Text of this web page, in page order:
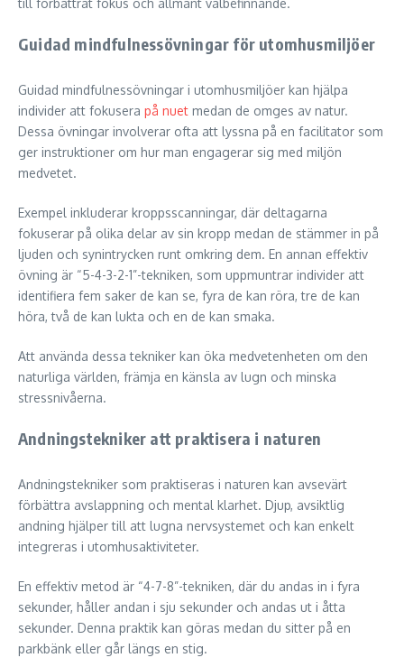
Guidad mindfulnessövningar för utomhusmiljöer
Guidad mindfulnessövningar i utomhusmiljöer kan hjälpa
individer att fokusera på nuet medan de omges av natur.
Dessa övningar involverar ofta att lyssna på en facilitator som
ger instruktioner om hur man engagerar sig med miljön
medvetet.
Exempel inkluderar kroppsscanningar, där deltagarna
fokuserar på olika delar av sin kropp medan de stämmer in på
ljuden och synintrycken runt omkring dem. En annan effektiv
övning är “5-4-3-2-1”-tekniken, som uppmuntrar individer att
identifiera fem saker de kan se, fyra de kan röra, tre de kan
höra, två de kan lukta och en de kan smaka.
Att använda dessa tekniker kan öka medvetenheten om den
naturliga världen, främja en känsla av lugn och minska
stressnivåerna.
Andningstekniker att praktisera i naturen
Andningstekniker som praktiseras i naturen kan avsevärt
förbättra avslappning och mental klarhet. Djup, avsiktlig
andning hjälper till att lugna nervsystemet och kan enkelt
integreras i utomhusaktiviteter.
En effektiv metod är “4-7-8”-tekniken, där du andas in i fyra
sekunder, håller andan i sju sekunder och andas ut i åtta
sekunder. Denna praktik kan göras medan du sitter på en
parkbänk eller går längs en stig.